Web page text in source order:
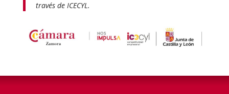
través de ICECYL.